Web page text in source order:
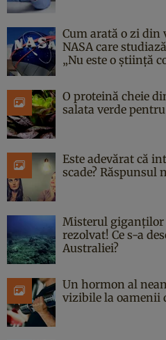
Cum arată o zi din
NASA care
„Nu este o știință
O proteină cheie
salata verde
Este adevărat că
scade? Răspunsul
Misterul giganților
rezolvat! Ce s-a
Australiei?
Un hormon al
vizibile la oamenii